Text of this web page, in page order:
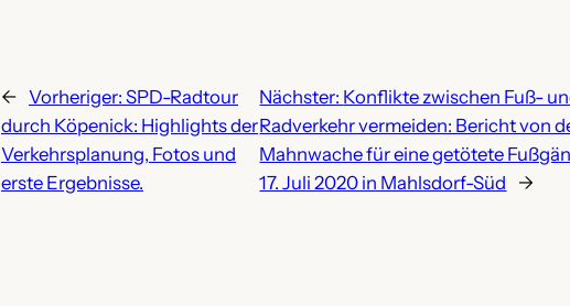
← Vorheriger: SPD-Radtour
durch Köpenick: Highlights der
Verkehrsplanung, Fotos und
erste Ergebnisse.
Nächster: Konflikte zwischen Fuß-
Radverkehr vermeiden: Bericht von
Mahnwache für eine getötete
17. Juli 2020 in Mahlsdorf-Süd
→